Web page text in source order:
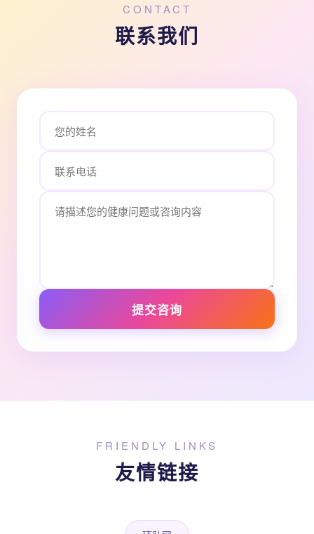
CONTACT
联系我们
提交咨询
FRIENDLY LINKS
友情链接